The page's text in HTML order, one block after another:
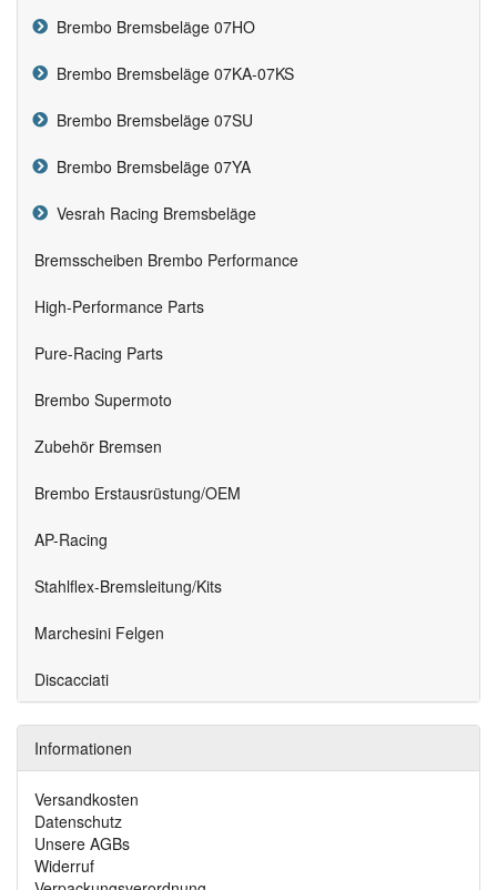
Brembo Bremsbeläge 07HO
Brembo Bremsbeläge 07KA-07KS
Brembo Bremsbeläge 07SU
Brembo Bremsbeläge 07YA
Vesrah Racing Bremsbeläge
Bremsscheiben Brembo Performance
High-Performance Parts
Pure-Racing Parts
Brembo Supermoto
Zubehör Bremsen
Brembo Erstausrüstung/OEM
AP-Racing
Stahlflex-Bremsleitung/Kits
Marchesini Felgen
Discacciati
Informationen
Versandkosten
Datenschutz
Unsere AGBs
Widerruf